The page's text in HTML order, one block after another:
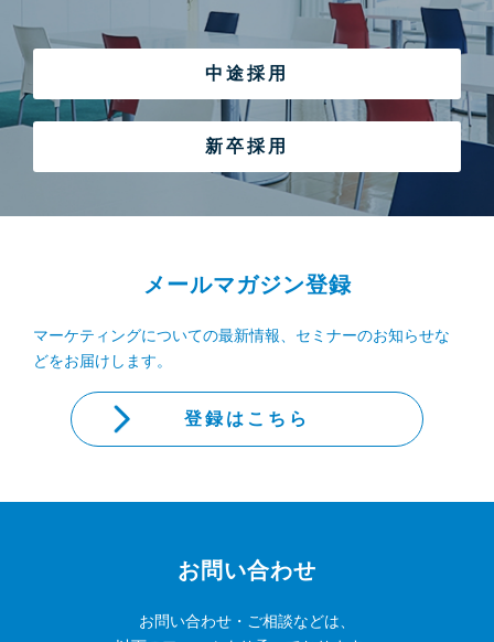
中途採用
新卒採用
メールマガジン登録
マーケティングについての最新情報、セミナーのお知らせな
どをお届けします。
登録はこちら
お問い合わせ
お問い合わせ・ご相談などは、